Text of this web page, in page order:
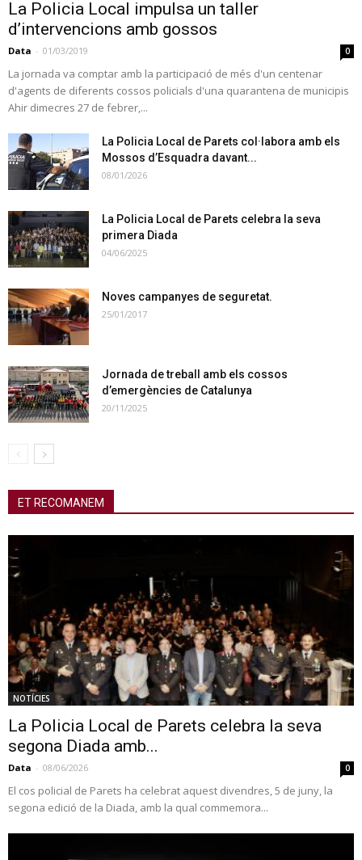
La Policia Local impulsa un taller
d’intervencions amb gossos
Data - 01/03/2019 0
La jornada va comptar amb la participació de més d'un centenar
d'agents de diferents cossos policials d'una quarantena de municipis
Ahir dimecres 27 de febrer,...
La Policia Local de Parets col·labora amb els
Mossos d’Esquadra davant...
08/01/2026
La Policia Local de Parets celebra la seva
primera Diada
04/06/2025
Noves campanyes de seguretat.
25/01/2017
Jornada de treball amb els cossos
d’emergències de Catalunya
20/11/2025
ET RECOMANEM
NOTÍCIES
La Policia Local de Parets celebra la seva
segona Diada amb...
Data - 08/06/2026 0
El cos policial de Parets ha celebrat aquest divendres, 5 de juny, la
segona edició de la Diada, amb la qual commemora...